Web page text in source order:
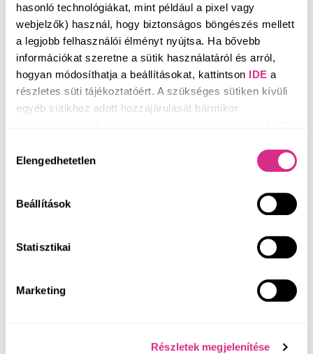
hasonló technológiákat, mint például a pixel vagy
webjelzők) használ, hogy biztonságos böngészés mellett
a legjobb felhasználói élményt nyújtsa. Ha bővebb
információkat szeretne a sütik használatáról és arról,
hogyan módosíthatja a beállításokat, kattintson IDE a
részletes süti tájékoztatóért. A szükséges sütiken kívüli
egyéb sütikhez adott hozzájárulását bármikor
adatkezelés jogszerűségét.
kiválasztása
Elengedhetetlen
Beállítások
Statisztikai
Marketing
Részletek megjelenítése
menstruációs ciklusra
Sok nő tapasztalja, hogy a téli hónapokban megváltozik a
menstruációs ciklusa: késik, erősebbé vagy fájdalmasabbá
válik a vérzés, esetleg felerősödnek a PMS tünetei. Bár a
ciklust alapvetően a hormonok irányítják, az évszakok
váltakozása, a hideg idő, a fényhiány és az életmódbeli